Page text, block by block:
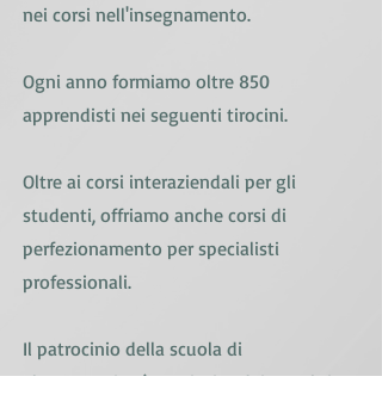
nei corsi nell'insegnamento.
Ogni anno formiamo oltre 850
apprendisti nei seguenti tirocini.
Oltre ai corsi interaziendali per gli
studenti, offriamo anche corsi di
perfezionamento per specialisti
professionali.
Il patrocinio della scuola di
elettrotecnica è costituito dai membri